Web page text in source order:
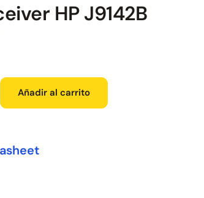
HP J9142B
Añadir al carrito